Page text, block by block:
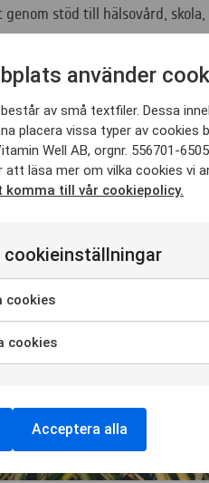
stöd till hälsovård,
använder
av små textfiler. Dessa
placera vissa typer av cookies
Well AB, orgnr. 556701-
att läsa mer om vilka cookies vi
till vår cookiepolicy.
cookieinställningar
cookies
cookies
Acceptera alla